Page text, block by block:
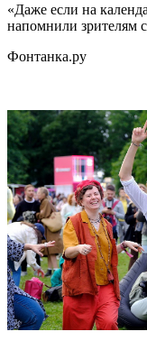
«Даже если на
напомнили зрителям
Фонтанка.ру